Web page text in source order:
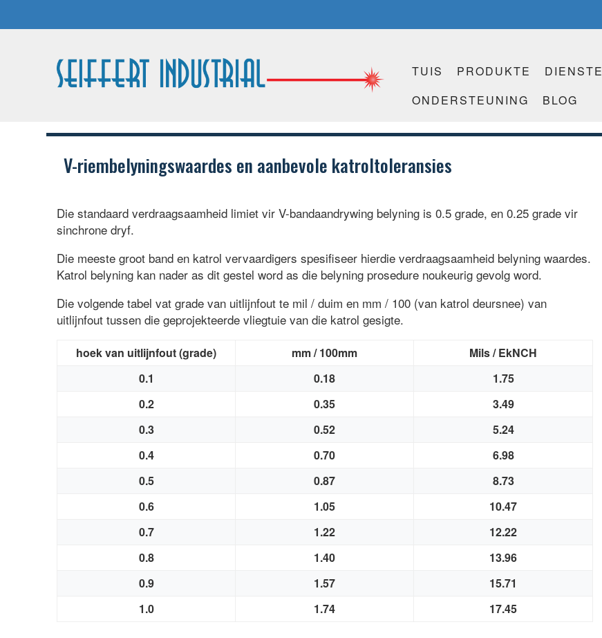
TUIS PRODUKTE DIENSTE
ONDERSTEUNING
BLOG
V-riembelyningswaardes en aanbevole katroltoleransies
Die standaard verdraagsaamheid limiet vir V-bandaandrywing belyning is 0.5 grade, en 0.25 grade vir
sinchrone dryf.
Die meeste groot band en katrol vervaardigers spesifiseer hierdie verdraagsaamheid belyning waardes.
Katrol belyning kan nader as dit gestel word as die belyning prosedure noukeurig gevolg word.
Die volgende tabel vat grade van uitlijnfout te mil / duim en mm / 100 (van katrol deursnee) van
uitlijnfout tussen die geprojekteerde vliegtuie van die katrol gesigte.
hoekvan uitlijnfout(grade) mm/ 100mm Mils/ EkNCH
0.1
0.18
1.75
0.2
0.35
3.49
0.3
0.52
5.24
0.4
0.70
6.98
0.5
0.87
8.73
0.6
1.05
10.47
0.7
1.22
12.22
0.8
1.40
13.96
0.9
1.57
15.71
1.0
1.74 17.45